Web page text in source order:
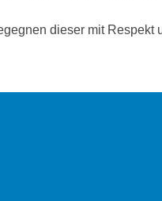
dieser mit Respekt